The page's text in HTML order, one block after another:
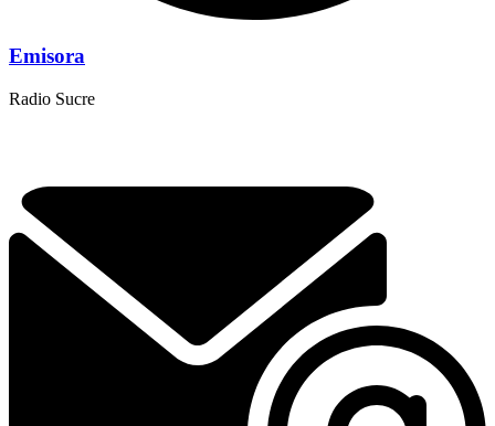
Emisora
Radio Sucre